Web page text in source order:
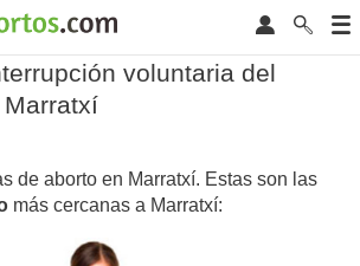
voluntaria del
de aborto en Marratxí. Estas son las
más cercanas a Marratxí: